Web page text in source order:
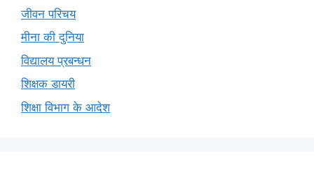
जीवन परिचय
मीना की दुनिया
विद्यालय प्रबन्धन
शिक्षक डायरी
शिक्षा विभाग के आदेश